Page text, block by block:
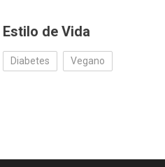
Estilo de Vida
Diabetes Vegano